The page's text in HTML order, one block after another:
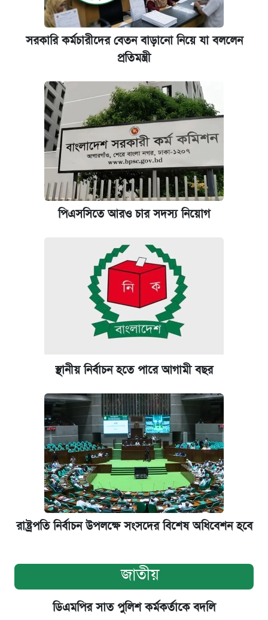
সরকারি কর্মচারীদের বেতন বাড়ানো নিয়ে যা বললেন
প্রতিমন্ত্রী
পিএসসিতে আরও চার সদস্য নিয়োগ
স্থানীয় নির্বাচন হতে পারে আগামী বছর
রাষ্ট্রপতি নির্বাচন উপলক্ষে সংসদের বিশেষ অধিবেশন হবে
জাতীয়
ডিএমপির সাত পুলিশ কর্মকর্তাকে বদলি